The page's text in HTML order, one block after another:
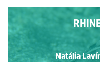
Natália